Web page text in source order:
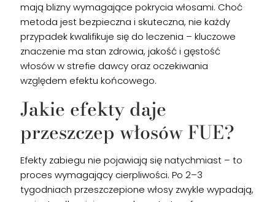
mają blizny wymagające pokrycia włosami. Choć
metoda jest bezpieczna i skuteczna, nie każdy
przypadek kwalifikuje się do leczenia – kluczowe
znaczenie ma stan zdrowia, jakość i gęstość
włosów w strefie dawcy oraz oczekiwania
względem efektu końcowego.
Jakie efekty daje
przeszczep włosów FUE?
Efekty zabiegu nie pojawiają się natychmiast – to
proces wymagający cierpliwości. Po 2–3
tygodniach przeszczepione włosy zwykle wypadają,